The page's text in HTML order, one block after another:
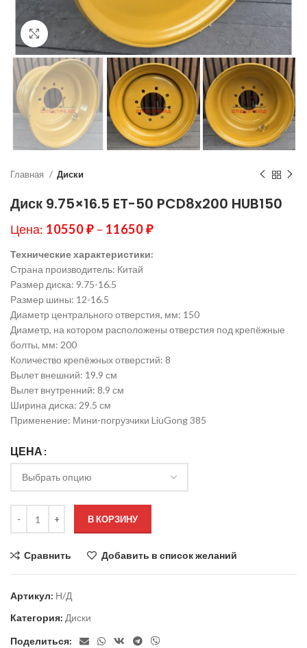
Нажмите, чтобы увеличить
Главная Диски
Диск 9.75×16.5 ET-50 PCD8x200 HUB150
Цена: 10550₽ – 11650₽
Технические характеристики:
Страна производитель: Китай
Размер диска: 9.75-16.5
Размер шины: 12-16.5
Диаметр центрального отверстия, мм: 150
Диаметр, на котором расположены отверстия под крепёжные
болты, мм: 200
Количество крепёжных отверстий: 8
Вылет внешний: 19.9 см
Вылет внутренний: 8.9 см
Ширина диска: 29.5 см
Применение: Мини-погрузчики LiuGong 385
ЦЕНА
В КОРЗИНУ
Сравнить Добавить в список желаний
Артикул: Н/Д
Категория: Диски
Поделиться: